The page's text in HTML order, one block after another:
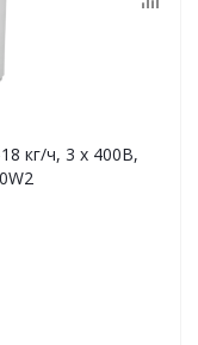
кг/ч, 3 х 400В,